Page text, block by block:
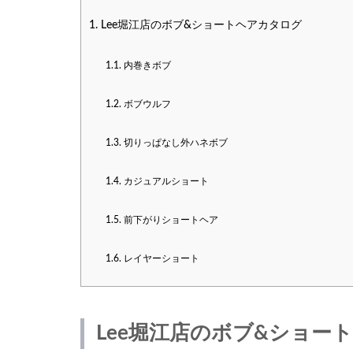
1. Lee堀江店のボブ&ショートヘアカタログ
1.1. 内巻きボブ
1.2. ボブウルフ
1.3. 切りっぱなし外ハネボブ
1.4. カジュアルショート
1.5. 前下がりショートヘア
1.6. レイヤーショート
Lee堀江店のボブ&ショー